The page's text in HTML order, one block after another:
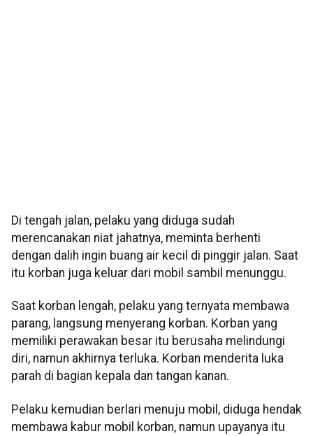
Di tengah jalan, pelaku yang diduga sudah
merencanakan niat jahatnya, meminta berhenti
dengan dalih ingin buang air kecil di pinggir jalan. Saat
itu korban juga keluar dari mobil sambil menunggu.
Saat korban lengah, pelaku yang ternyata membawa
parang, langsung menyerang korban. Korban yang
memiliki perawakan besar itu berusaha melindungi
diri, namun akhirnya terluka. Korban menderita luka
parah di bagian kepala dan tangan kanan.
Pelaku kemudian berlari menuju mobil, diduga hendak
membawa kabur mobil korban, namun upayanya itu